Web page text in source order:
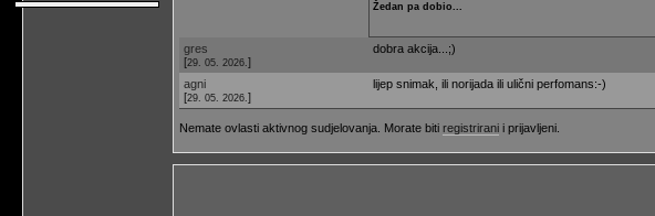
Žedan pa dobio...
gres
[29. 05. 2026. ]
dobra akcija...;)
agni
[29. 05. 2026. ]
lijep snimak, ili norijada ili ulični perfomans:-)
Nemate ovlasti aktivnog sudjelovanja. Morate biti registrirani i prijavljeni.